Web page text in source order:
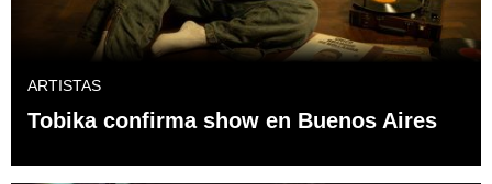
ARTISTAS
Tobika confirma show en Buenos Aires